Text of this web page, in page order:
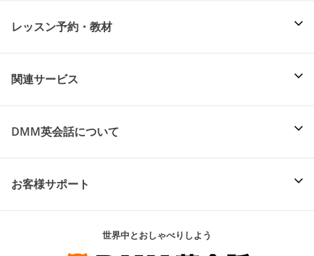
レッスン予約・教材
関連サービス
DMM英会話について
お客様サポート
世界中とおしゃべりしよう